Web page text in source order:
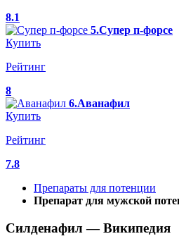
8.1
5.Супер п-форсе
Купить
Рейтинг
8
6.Аванафил
Купить
Рейтинг
7.8
Препараты для потенции
Препарат для мужской
Силденафил — Википедия